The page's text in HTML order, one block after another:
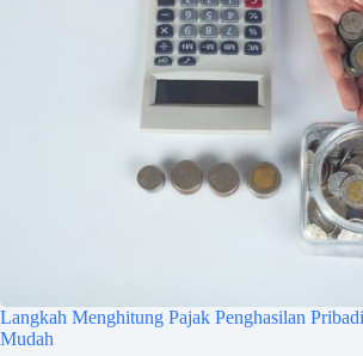
Langkah Menghitung Pajak Penghasilan
Mudah